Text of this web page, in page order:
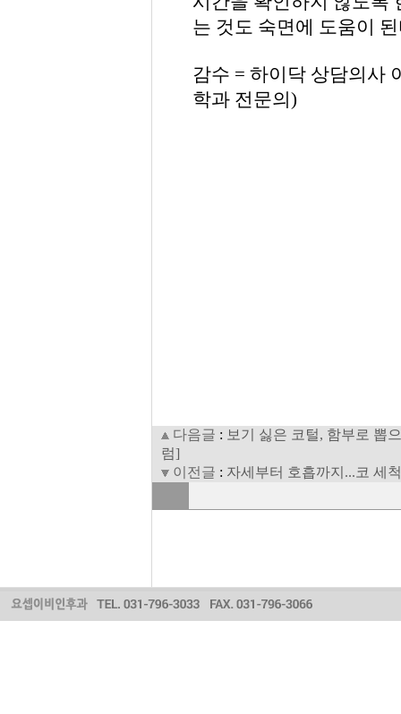
는 것도 숙면에 도움이
감수 = 하이닥 상담의사
학과 전문의)
다음글 : 보기 싫은 코털, 함부로 뽑
럼]
이전글 : 자세부터 호흡까지...코 세